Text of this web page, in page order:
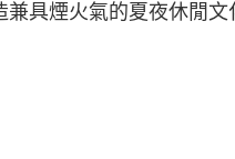
具煙火氣的夏夜休閒文